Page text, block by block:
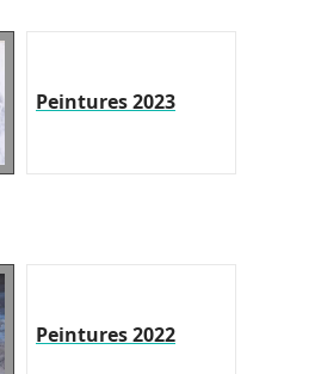
Peintures 2023
Peintures 2022